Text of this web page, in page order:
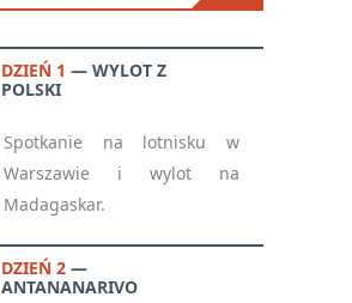
DZIEŃ 1
WYLOT Z
POLSKI
Spotkanie na lotnisku w
Warszawie i wylot na
Madagaskar.
DZIEŃ 2
ANTANANARIVO